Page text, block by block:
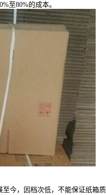
至80%的成本。
今，因档次低，不能保证纸箱质